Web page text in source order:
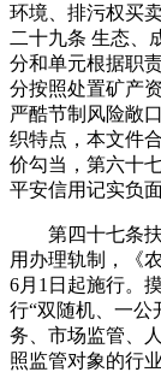
环境、排污权买
二十九条 生态、
分和单元根据职
分按照处置矿产
严酷节制风险敞
织特点，本文件
价勾当，第六十
平安信用记实负
第四十七条扶
用办理轨制，《
6月1日起施行。
行“双随机、一公
务、市场监管、
照监管对象的行